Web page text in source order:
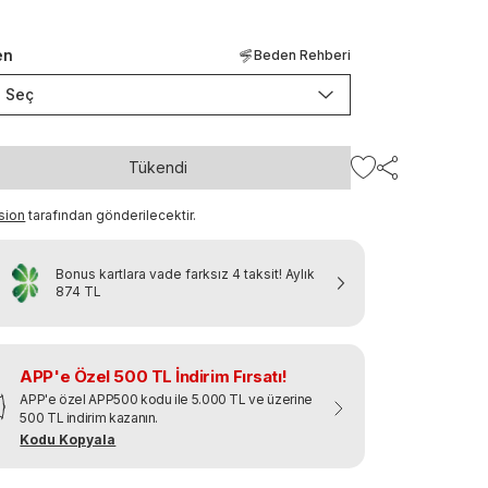
Beden Rehberi
Seç
Tükendi
tarafından gönderilecektir.
Bonus kartlara vade farksız 4 taksit! Aylık
874 TL
APP'e Özel 500 TL İndirim Fırsatı!
APP'e özel APP500 kodu ile 5.000 TL ve üzerine
500 TL indirim kazanın.
Kodu Kopyala